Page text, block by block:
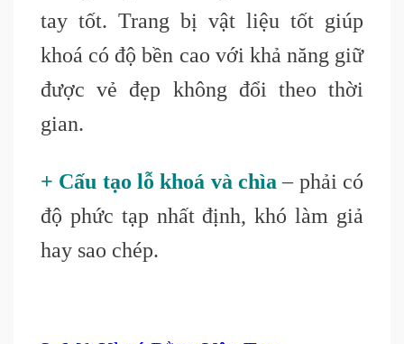
tay tốt. Trang bị vật liệu tốt giúp
khoá có độ bền cao với khả năng giữ
được vẻ đẹp không đổi theo thời
gian.
+ Cấu tạo lỗ khoá và chìa– phải có
độ phức tạp nhất định, khó làm giả
hay sao chép.